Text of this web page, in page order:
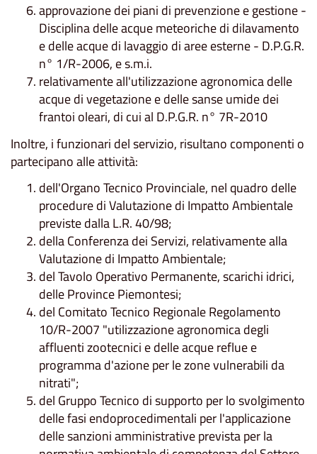
approvazione dei piani di prevenzione e gestione -
Disciplina delle acque meteoriche di dilavamento
e delle acque di lavaggio di aree esterne - D.P.G.R.
n° 1/R-2006, e s.m.i.
relativamente all'utilizzazione agronomica delle
acque di vegetazione e delle sanse umide dei
frantoi oleari, di cui al D.P.G.R. n° 7R-2010
Inoltre, i funzionari del servizio, risultano componenti o
partecipano alle attività:
dell'Organo Tecnico Provinciale, nel quadro delle
procedure di Valutazione di Impatto Ambientale
previste dalla L.R. 40/98;
della Conferenza dei Servizi, relativamente alla
Valutazione di Impatto Ambientale;
del Tavolo Operativo Permanente, scarichi idrici,
delle Province Piemontesi;
del Comitato Tecnico Regionale Regolamento
10/R-2007 "utilizzazione agronomica degli
affluenti zootecnici e delle acque reflue e
programma d'azione per le zone vulnerabili da
nitrati";
del Gruppo Tecnico di supporto per lo svolgimento
delle fasi endoprocedimentali per l'applicazione
delle sanzioni amministrative prevista per la